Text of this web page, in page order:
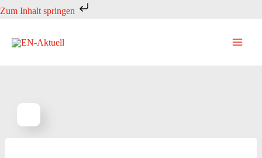
Zum Inhalt springen
Zum
springen